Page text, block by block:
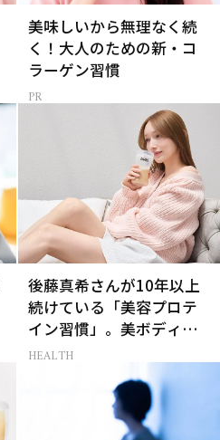
美味しいから無理なく続
く！大人のための新・コ
ラーゲン習慣
後藤真希さんが10年以上
続けている「美容プロテ
イン習慣」。美ボディを
支える朝ルーティンと
HEALTH